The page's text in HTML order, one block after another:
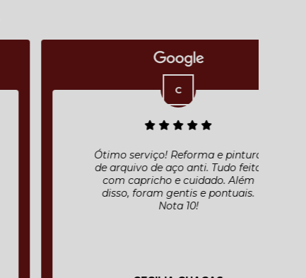
Ótimo serviço! Reforma e pintura
de arquivo de aço anti. Tudo feito
com capricho e cuidado. Além
disso, foram gentis e pontuais.